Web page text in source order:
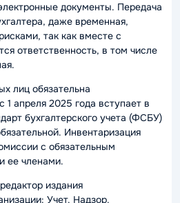
документы. Передача
даже временная,
так как вместе с
ответственность, в том числе
лиц обязательна
1 апреля 2025 года вступает в
бухгалтерского учета (ФСБУ)
Инвентаризация
с обязательным
ее членами.
издания
Учет. Надзор.